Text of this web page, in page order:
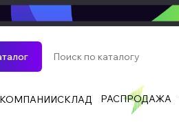
СКЛАД РАСПРОДАЖА